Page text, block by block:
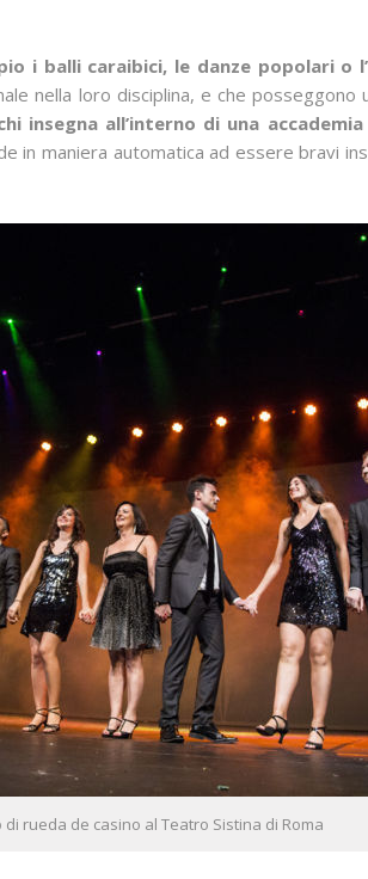
i balli caraibici, le danze popolari o
nella loro disciplina, e che posseggono
insegna all’interno di una
in maniera automatica ad essere bravi
di rueda de casino al Teatro Sistina di Roma